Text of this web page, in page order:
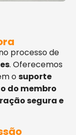
processo de
. Oferecemos
osuporte
do membro
segura e